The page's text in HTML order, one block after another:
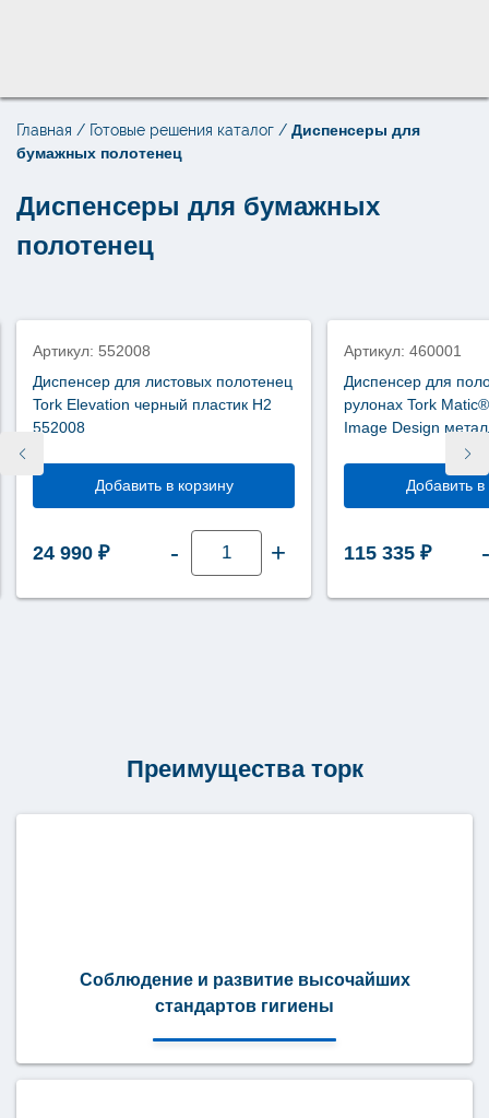
Поиск по товарам
×
Главная / Готовые решения каталог / Диспенсеры для
бумажных полотенец
Диспенсеры для бумажных
полотенец
Артикул: 552008
Диспенсер для листовых полотенец
Tork Elevation черный пластик Н2
552008
Добавить в корзину
24 990 ₽ -
Количество
товара
для
листовых
+
Артикул: 460001
Диспенсер для
рулонах Tork
Image Design
Добавить в
115 335 ₽ -
Преимущества торк
Соблюдение и развитие высочайших
стандартов гигиены